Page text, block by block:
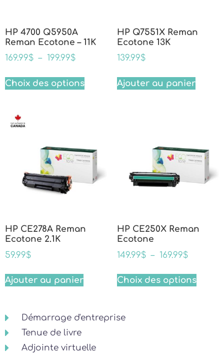
HP 4700 Q5950A
Reman Ecotone – 11K
169.99$ – 199.99$
Choix des options
HP Q7551X Reman
Ecotone 13K
139.99$
Ajouter au panier
HP CE278A Reman
Ecotone 2.1K
59.99$
Ajouter au panier
HP CE250X Reman
Ecotone
149.99$ – 169.99$
Choix des options
Démarrage d'entreprise
Tenue de livre
Adjointe virtuelle